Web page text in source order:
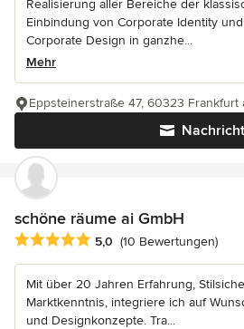
Realisierung aller Bereiche der
Einbindung von Corporate Identity
Corporate Design in ganzhe...
Mehr
Nachricht
Eppsteinerstraße 47, 60323 Frankfurt
schöne räume ai GmbH
Durchschnittliche Bewertung: 5 von
5,0 (10 Bewertungen)
Mit über 20 Jahren Erfahrung,
Marktkenntnis, integriere ich auf
und Designkonzepte. Tra...